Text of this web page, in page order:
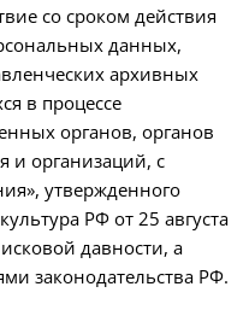
со сроком действия
данных,
архивных
в процессе
органов, органов
и организаций, с
утвержденного
РФ от 25 августа
давности, а
законодательства РФ.